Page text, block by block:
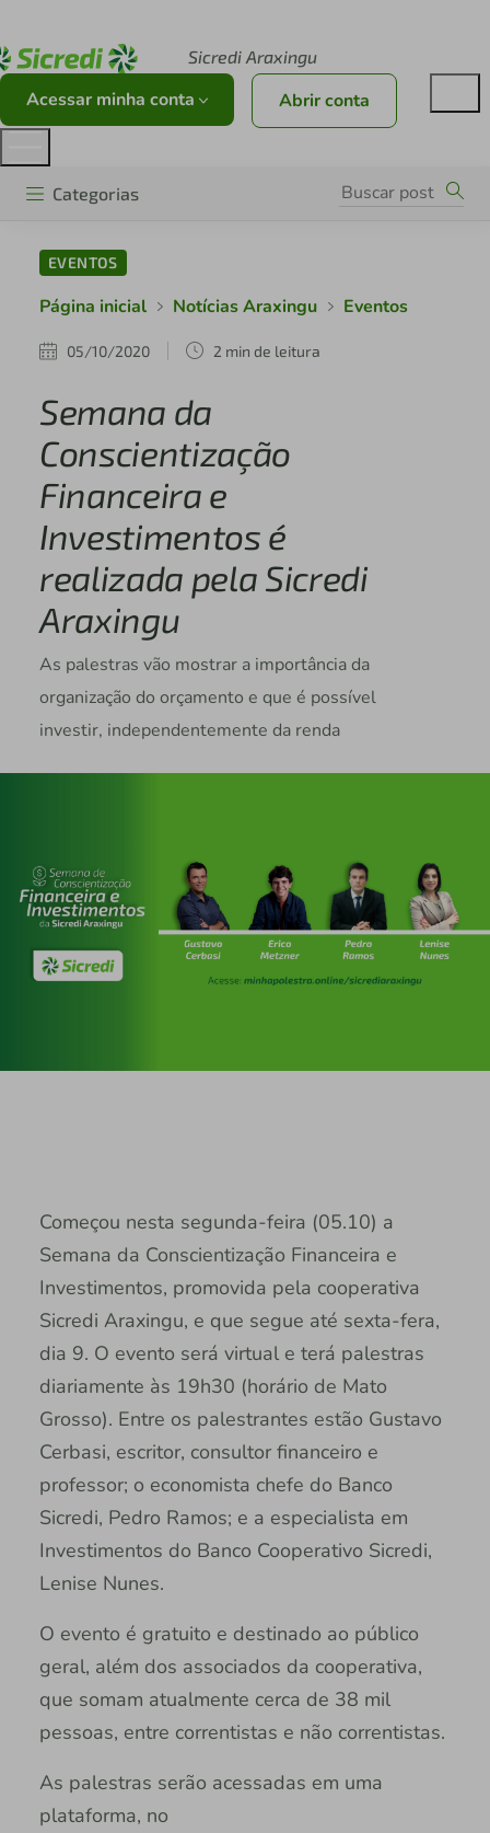
Sicredi Araxingu
Acessar minha conta Abrir conta
Categorias
EVENTOS
Página inicial Notícias Araxingu Eventos
05/10/2020 2 min de leitura
Semana da
Conscientização
Financeira e
Investimentos é
realizada pela Sicredi
Araxingu
As palestras vão mostrar a importância da
organização do orçamento e que é possível
investir, independentemente da renda
Começou nesta segunda-feira (05.10) a
Semana da Conscientização Financeira e
Investimentos, promovida pela cooperativa
Sicredi Araxingu, e que segue até sexta-fera,
dia 9. O evento será virtual e terá palestras
diariamente às 19h30 (horário de Mato
Grosso). Entre os palestrantes estão Gustavo
Cerbasi, escritor, consultor financeiro e
professor; o economista chefe do Banco
Sicredi, Pedro Ramos; e a especialista em
Investimentos do Banco Cooperativo Sicredi,
Lenise Nunes.
O evento é gratuito e destinado ao público
geral, além dos associados da cooperativa,
que somam atualmente cerca de 38 mil
pessoas, entre correntistas e não correntistas.
As palestras serão acessadas em uma
plataforma, no